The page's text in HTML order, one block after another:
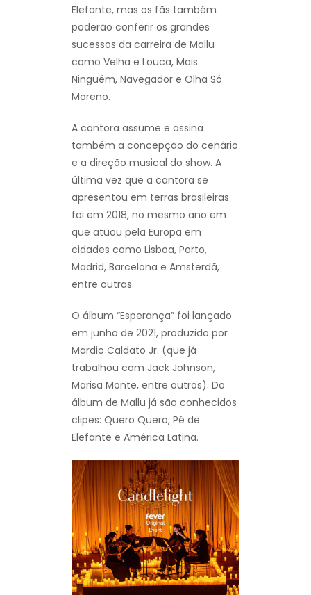
Elefante, mas os fãs também
poderão conferir os grandes
sucessos da carreira de Mallu
como Velha e Louca, Mais
Ninguém, Navegador e Olha Só
Moreno.
A cantora assume e assina
também a concepção do cenário
e a direção musical do show. A
última vez que a cantora se
apresentou em terras brasileiras
foi em 2018, no mesmo ano em
que atuou pela Europa em
cidades como Lisboa, Porto,
Madrid, Barcelona e Amsterdã,
entre outras.
O álbum “Esperança” foi lançado
em junho de 2021, produzido por
Mardio Caldato Jr. (que já
trabalhou com Jack Johnson,
Marisa Monte, entre outros). Do
álbum de Mallu já são conhecidos
clipes: Quero Quero, Pé de
Elefante e América Latina.